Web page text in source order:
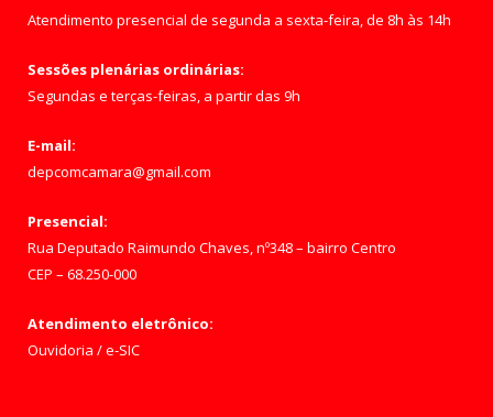
Atendimento presencial de segunda a sexta-feira, de 8h às 14h
Sessões plenárias ordinárias:
Segundas e terças-feiras, a partir das 9h
E-mail:
depcomcamara@gmail.com
Presencial:
Rua Deputado Raimundo Chaves, nº348 – bairro Centro
CEP – 68.250-000
Atendimento eletrônico:
Ouvidoria /e-SIC